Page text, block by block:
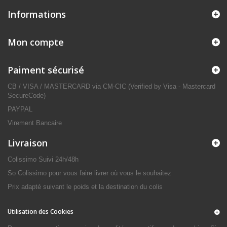
Informations
Mon compte
Paiment sécurisé
CB / VISA / MASTERCARD via CM-CIC (Verified by Visa - Mastercard
SecureCode)
PAYPAL
Virement Bancaire
Livraison
Colissimo Suivi 24h/48h
So Colissimo pour vous faire livrer où vous le souhaitez
Prix adapté suivant le poids et la destination du colis
Utilisation des Cookies